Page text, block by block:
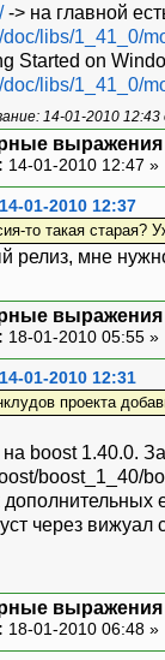
-> на главной
doc/libs/1_41_0/
Started on
doc/libs/1_41_0/
14-01-2010
14-01-2010 12:47 »
01-2010 12:37
то такая старая?
мне
18-01-2010 05:55 »
01-2010 12:31
проекта
boost 1.40.0.
boost_1_40/
через
18-01-2010 06:48 »